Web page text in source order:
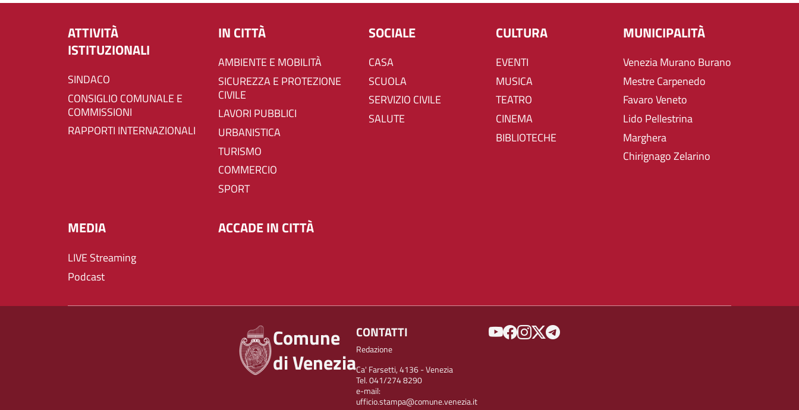
ATTIVITÀ
ISTITUZIONALI
SINDACO
CONSIGLIO COMUNALE E
COMMISSIONI
RAPPORTI INTERNAZIONALI
IN CITTÀ
AMBIENTE E MOBILITÀ
SICUREZZA E PROTEZIONE
CIVILE
LAVORI PUBBLICI
URBANISTICA
TURISMO
COMMERCIO
SPORT
SOCIALE
CASA
SCUOLA
SERVIZIO CIVILE
SALUTE
CULTURA
EVENTI
MUSICA
TEATRO
CINEMA
BIBLIOTECHE
MUNICIPALITÀ
Venezia Murano Burano
Mestre Carpenedo
Favaro Veneto
Lido Pellestrina
Marghera
Chirignago Zelarino
MEDIA
LIVE Streaming
Podcast
ACCADE IN CITTÀ
Comune
di Venezia
CONTATTI
Redazione
Ca' Farsetti, 4136 - Venezia
Tel. 041/274 8290
e-mail:
ufficio.stampa@comune.venezia.it
SOCIAL MENU